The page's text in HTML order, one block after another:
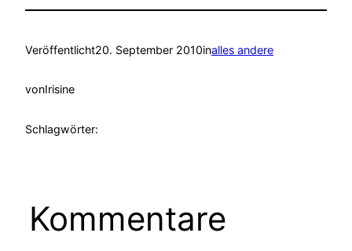
Veröffentlicht20. September 2010inalles andere
vonIrisine
Schlagwörter:
Kommentare